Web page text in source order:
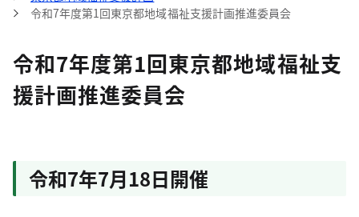
令和7年度第1回東京都地域福祉支援計画推進委員会
令和7年度第1回東京都地域福祉支
援計画推進委員会
令和7年7月18日開催